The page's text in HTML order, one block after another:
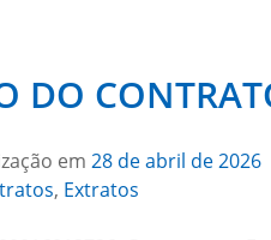
DO
em 28 de abril de 2026
, Extratos